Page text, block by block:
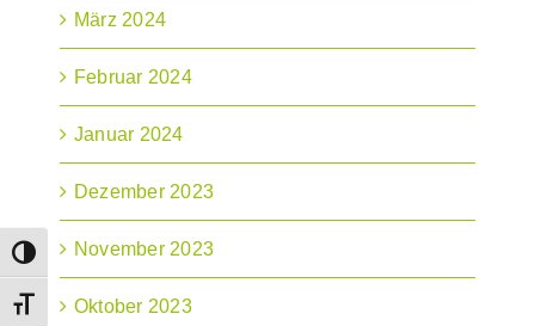
Umschalten auf hohe Kontraste
Schrift vergrößern
März 2024
Februar 2024
Januar 2024
Dezember 2023
November 2023
Oktober 2023